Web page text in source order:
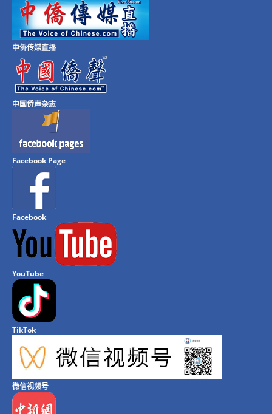
中侨传媒直播
中国侨声杂志
Facebook Page
Facebook
YouTube
TikTok
微信视频号